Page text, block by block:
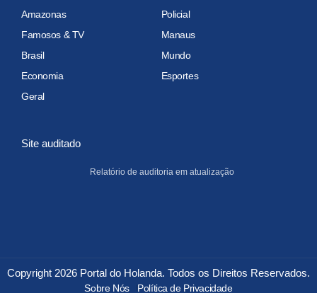
Amazonas
Policial
Famosos & TV
Manaus
Brasil
Mundo
Economia
Esportes
Geral
Site auditado
Relatório de auditoria em atualização
Copyright 2026 Portal do Holanda. Todos os Direitos Reservados.
Sobre Nós Política de Privacidade